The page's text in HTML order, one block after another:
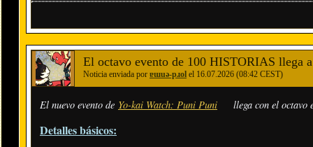
El octavo evento de 100 HISTORIAS llega
Noticia enviada por ɐɯuǝ-pɹol el 16.07.2026 (08:42 CEST)
El nuevo evento de Yo-kai Watch: Puni Puni llega con el octavo
Detalles básicos: